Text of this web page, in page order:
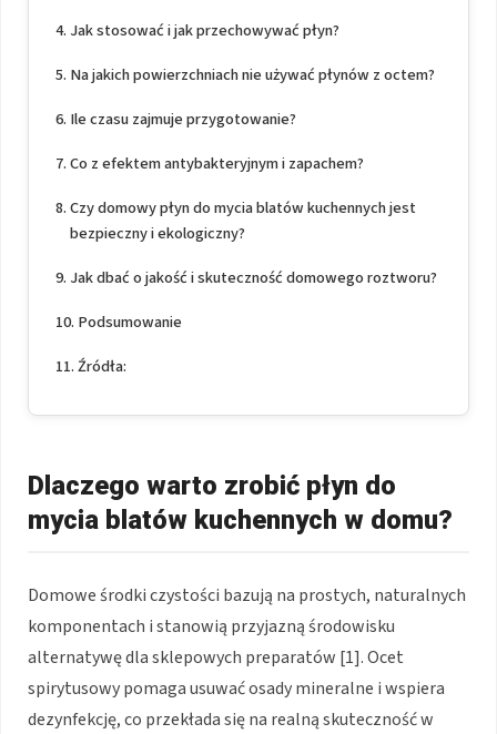
Jak stosować i jak przechowywać płyn?
Na jakich powierzchniach nie używać płynów z octem?
Ile czasu zajmuje przygotowanie?
Co z efektem antybakteryjnym i zapachem?
Czy domowy płyn do mycia blatów kuchennych jest
bezpieczny i ekologiczny?
Jak dbać o jakość i skuteczność domowego roztworu?
Podsumowanie
Źródła:
Dlaczego warto zrobić płyn do
mycia blatów kuchennych w domu?
Domowe środki czystości bazują na prostych, naturalnych
komponentach i stanowią przyjazną środowisku
alternatywę dla sklepowych preparatów [1]. Ocet
spirytusowy pomaga usuwać osady mineralne i wspiera
dezynfekcję, co przekłada się na realną skuteczność w